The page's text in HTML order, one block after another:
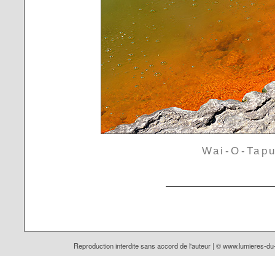
Wai-O-
Reproduction interdite sans accord de l'auteur | ©www.lumieres-